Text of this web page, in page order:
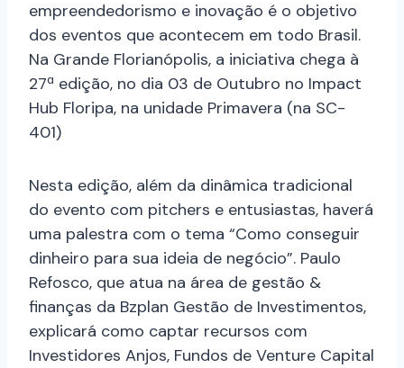
empreendedorismo e inovação é o objetivo
dos eventos que acontecem em todo Brasil.
Na Grande Florianópolis, a iniciativa chega à
27ª edição, no dia 03 de Outubro no Impact
Hub Floripa, na unidade Primavera (na SC-
401)
Nesta edição, além da dinâmica tradicional
do evento com pitchers e entusiastas, haverá
uma palestra com o tema “Como conseguir
dinheiro para sua ideia de negócio”. Paulo
Refosco, que atua na área de gestão &
finanças da Bzplan Gestão de Investimentos,
explicará como captar recursos com
Investidores Anjos, Fundos de Venture Capital